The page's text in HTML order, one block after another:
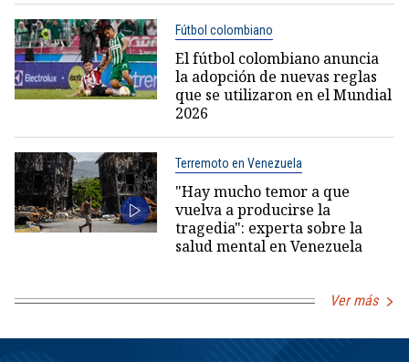
Fútbol colombiano
El fútbol colombiano anuncia
la adopción de nuevas reglas
que se utilizaron en el Mundial
2026
Terremoto en Venezuela
"Hay mucho temor a que
vuelva a producirse la
tragedia": experta sobre la
salud mental en Venezuela
Ver más